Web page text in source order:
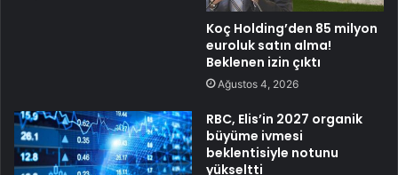
Koç Holding’den 85 milyon
euroluk satın alma!
Beklenen izin çıktı
Ağustos 4, 2026
RBC, Elis’in 2027 organik
büyüme ivmesi
beklentisiyle notunu
yükseltti